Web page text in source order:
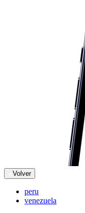
Volver
peru
venezuela